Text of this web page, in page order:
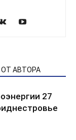
ОТ АВТОРА
27